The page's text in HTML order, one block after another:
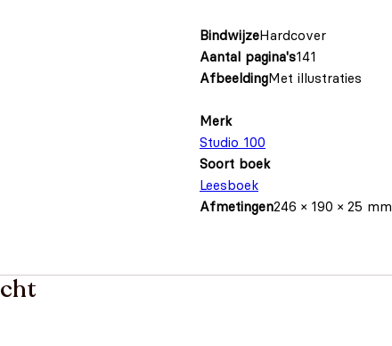
BindwijzeHardcover
Aantal pagina's141
AfbeeldingMet illustraties
Merk
Studio 100
Soort boek
Leesboek
Afmetingen246 × 190 × 25 mm